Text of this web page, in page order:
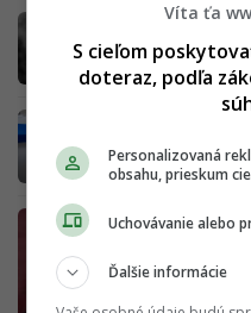
Vo veku
Zahral si
Tragédia
mieste
Víta ťa
S cieľom
doteraz, podľa
Personalizovaná
obsahu, prieskum
Uchovávanie alebo
Ďalšie informácie